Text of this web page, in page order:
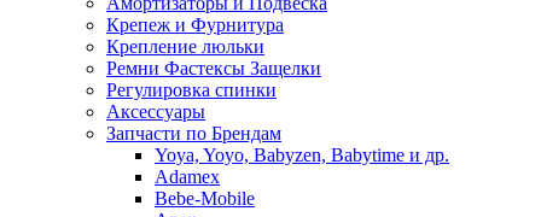
Крепеж и Фурнитура
Крепление люльки
Ремни Фастексы Защелки
Регулировка спинки
Аксессуары
Запчасти по Брендам
Yoya, Yoyo, Babyzen, Babytime и др.
Adamex
Bebe-Mobile